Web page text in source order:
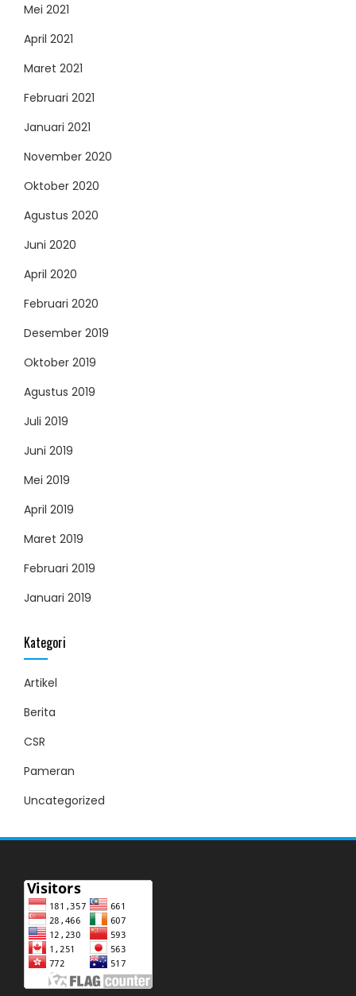
Mei 2021
April 2021
Maret 2021
Februari 2021
Januari 2021
November 2020
Oktober 2020
Agustus 2020
Juni 2020
April 2020
Februari 2020
Desember 2019
Oktober 2019
Agustus 2019
Juli 2019
Juni 2019
Mei 2019
April 2019
Maret 2019
Februari 2019
Januari 2019
Kategori
Artikel
Berita
CSR
Pameran
Uncategorized